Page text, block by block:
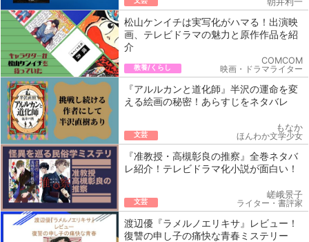
松山ケンイチは実写化がハマる！出演映
画、テレビドラマの魅力と原作作品を紹
介
教養/くらし
COMCOM
映画・ドラマライター
『アルルカンと道化師』半沢の運命を変
える絵画の秘密！あらすじをネタバレ
文芸
もなか
ほんわか文学少女
『准教授・高槻彰良の推察』全巻ネタバ
レ紹介！テレビドラマ化小説が面白い！
文芸
嵯峨景子
ライター・書評家
渡辺優『ラメルノエリキサ』レビュー！
復讐の申し子の痛快な青春ミステリー